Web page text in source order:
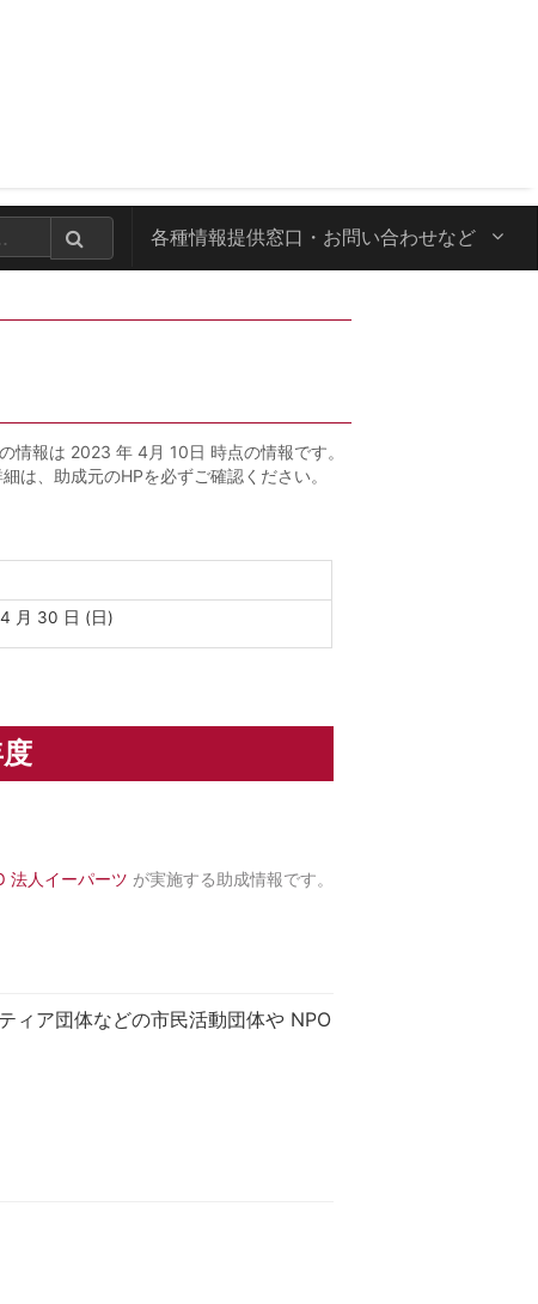
各種情報提供窓口・ お問い合わせなど
情報は 2023 年 4月 10日 時点の情報です。
細は、助成元のHPを必ずご確認ください。
月 30 日 (日)
法人イーパーツ が実施する助成情報です。
ィア団体などの市民活動団体や NPO